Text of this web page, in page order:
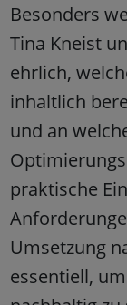
Besonders
Tina Kneist
ehrlich,
inhaltlich
und an
praktische
Umsetzung
essentiell,